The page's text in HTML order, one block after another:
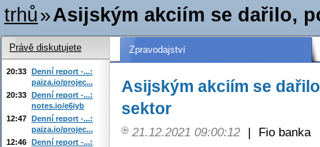
trhů»Asijským akciím se dařilo,
Zpravodajství
Asijským akciím se
sektor
21.12.2021 09:00:12 |
Fio banka
Právě diskutujete
20:33 Denní report -...:
paiza.io/projec...
20:33 Denní report -...:
notes.io/e6iyb
12:47 Denní report -...:
paiza.io/projec...
12:46 Denní report -...: